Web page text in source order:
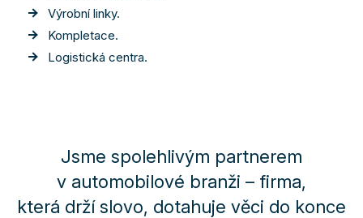
Výrobní linky.
Kompletace.
Logistická centra.
Jsme spolehlivým partnerem
v automobilové branži – firma,
která drží slovo, dotahuje věci do konce